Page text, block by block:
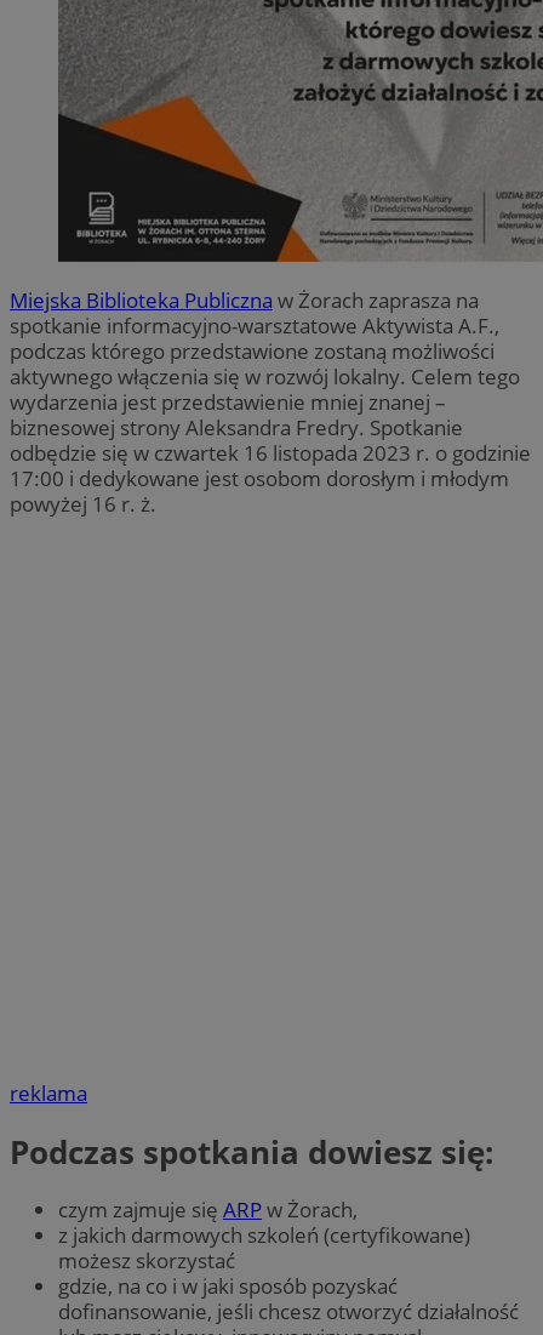
Miejska Biblioteka Publiczna w Żorach zaprasza na
spotkanie informacyjno-warsztatowe Aktywista A.F.,
podczas którego przedstawione zostaną możliwości
aktywnego włączenia się w rozwój lokalny. Celem tego
wydarzenia jest przedstawienie mniej znanej –
biznesowej strony Aleksandra Fredry. Spotkanie
odbędzie się w czwartek 16 listopada 2023 r. o godzinie
17:00 i dedykowane jest osobom dorosłym i młodym
powyżej 16 r. ż.
reklama
Podczas spotkania dowiesz się:
czym zajmuje się ARPw Żorach,
z jakich darmowych szkoleń (certyfikowane)
możesz skorzystać
gdzie, na co i w jaki sposób pozyskać
dofinansowanie, jeśli chcesz otworzyć działalność